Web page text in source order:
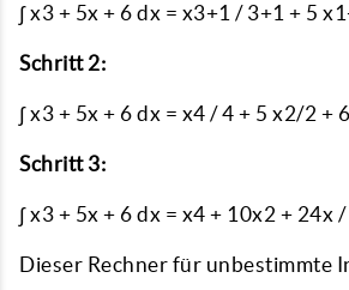
∫ x3 + 5x + 6 dx = x3+1 / 3+1 + 5
Schritt 2:
∫ x3 + 5x + 6 dx = x4 / 4 + 5 x2/2 +
Schritt 3:
∫ x3 + 5x + 6 dx = x4 + 10x2 + 24x /
Dieser Rechner für unbestimmte